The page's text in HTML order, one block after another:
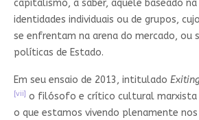
capitalismo, a saber, aquele baseado
identidades individuais ou de grupos,
se enfrentam na arena do mercado, ou
políticas de Estado.
Em seu ensaio de 2013, intitulado
[vii] o filósofo e crítico cultural marxista
o que estamos vivendo plenamente